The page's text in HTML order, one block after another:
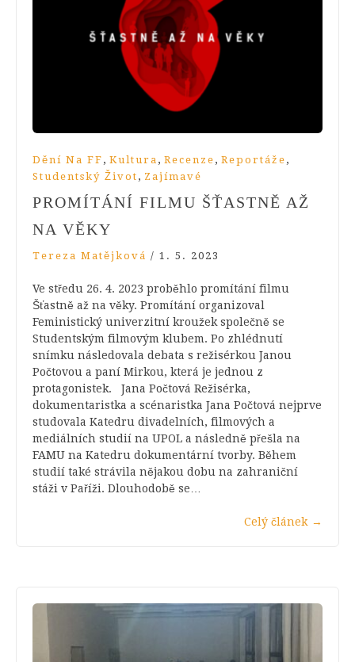
Dění Na FF , Kultura , Recenze , Reportáže ,
Studentský Život , Zajímavé
PROMÍTÁNÍ FILMU ŠŤASTNĚ AŽ
NA VĚKY
Tereza Matějková / 1. 5. 2023
Ve středu 26. 4. 2023 proběhlo promítání filmu
Šťastně až na věky. Promítání organizoval
Feministický univerzitní kroužek společně se
Studentským filmovým klubem. Po zhlédnutí
snímku následovala debata s režisérkou Janou
Počtovou a paní Mirkou, která je jednou z
protagonistek. Jana Počtová Režisérka,
dokumentaristka a scénaristka Jana Počtová nejprve
studovala Katedru divadelních, filmových a
mediálních studií na UPOL a následně přešla na
FAMU na Katedru dokumentární tvorby. Během
studií také strávila nějakou dobu na zahraniční
stáži v Paříži. Dlouhodobě se…
Celý článek →